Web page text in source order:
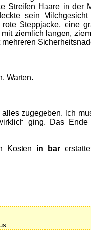
Streifen Haare in der
sein Milchgesicht
Steppjacke, eine
ziemlich langen,
Warten.
zugegeben. Ich
ging. Das Ende
Kosten in bar